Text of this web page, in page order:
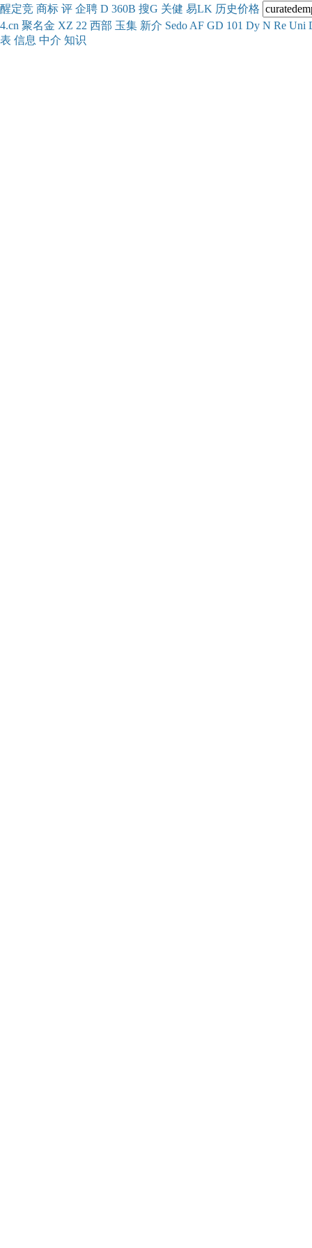
醒定竞 商标 评 企聘 D 360B 搜G 关健 易LK 历史价格
4.cn 聚名金 XZ 22 西部 玉集 新介 Sedo AF GD 101 Dy N Re Uni
表 信息 中介 知识